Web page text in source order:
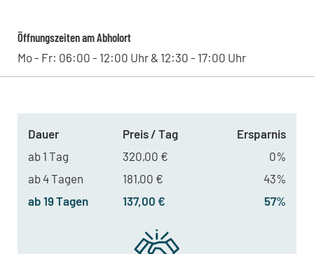
Öffnungszeiten am Abholort
Mo - Fr: 06:00 - 12:00 Uhr & 12:30 - 17:00 Uhr
Dauer Preis / Tag
Ersparnis
ab 1 Tag
320,00 €
0%
ab 4 Tagen
181,00 €
43%
ab 19 Tagen
137,00 € 57%